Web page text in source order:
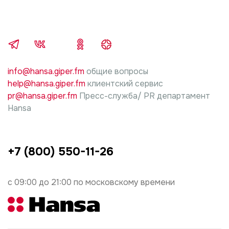
5. В случае нарушений требований инструкции
производителя изделия, по установке и
ущерб несет лицо, проводившие работы.
с 09:00 до 21:00 по московскому времени
+7 (800) 550-11-26
info@hansa.giper.fm общие вопросы
help@hansa.giper.fm клиентский сервис
pr@hansa.giper.fm Пресс-служба/ PR департамент
Hansa